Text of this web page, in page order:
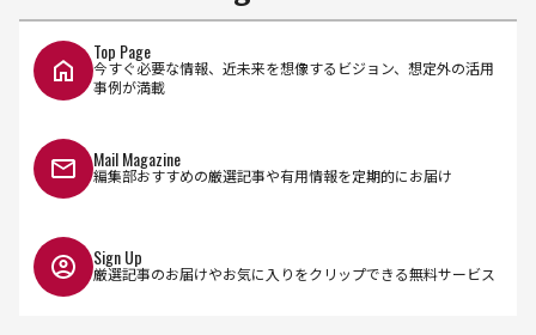
Top Page
今すぐ必要な情報、近未来を想像するビジョン、想定外の活用
事例が満載
Mail Magazine
編集部おすすめの厳選記事や有用情報を定期的にお届け
Sign Up
厳選記事のお届けやお気に入りをクリップできる無料サービス